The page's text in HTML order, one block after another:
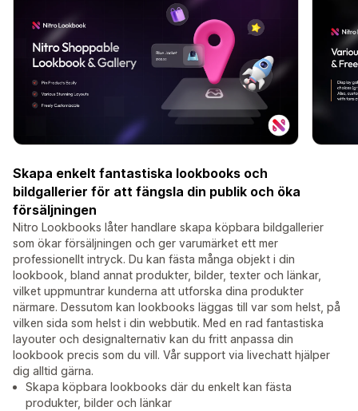
Skapa enkelt fantastiska lookbooks och
bildgallerier för att fängsla din publik och öka
försäljningen
Nitro Lookbooks låter handlare skapa köpbara bildgallerier
som ökar försäljningen och ger varumärket ett mer
professionellt intryck. Du kan fästa många objekt i din
lookbook, bland annat produkter, bilder, texter och länkar,
vilket uppmuntrar kunderna att utforska dina produkter
närmare. Dessutom kan lookbooks läggas till var som helst, på
vilken sida som helst i din webbutik. Med en rad fantastiska
layouter och designalternativ kan du fritt anpassa din
lookbook precis som du vill. Vår support via livechatt hjälper
dig alltid gärna.
Skapa köpbara lookbooks där du enkelt kan fästa
produkter, bilder och länkar